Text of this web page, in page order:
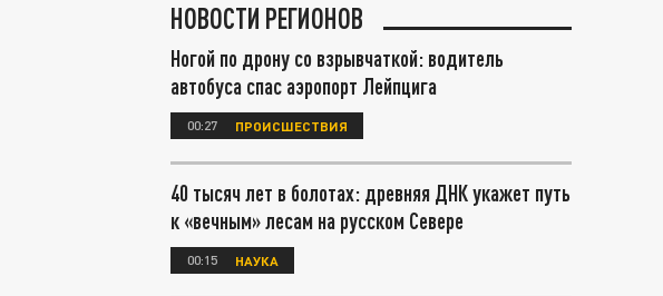
НОВОСТИ РЕГИОНОВ
Ногой по дрону со взрывчаткой: водитель
автобуса спас аэропорт Лейпцига
00:27 ПРОИСШЕСТВИЯ
40 тысяч лет в болотах: древняя ДНК укажет путь
к «вечным» лесам на русском Севере
00:15 НАУКА